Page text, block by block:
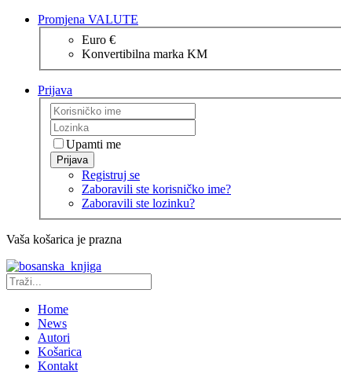
Promjena VALUTE
Euro €
Konvertibilna marka KM
Prijava
Upamti me
Prijava
Registruj se
Zaboravili ste korisničko ime?
Zaboravili ste lozinku?
Vaša košarica je prazna
Home
News
Autori
Košarica
Kontakt